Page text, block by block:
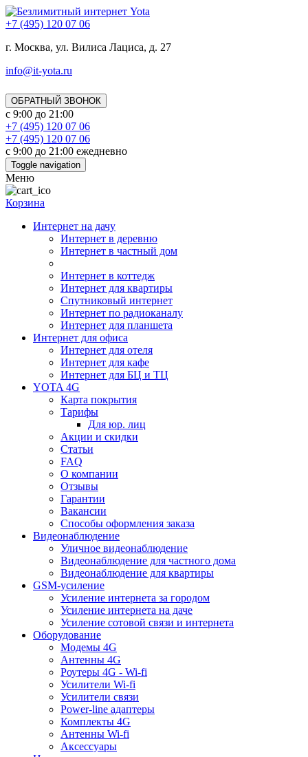
+7 (495) 120 07 06
г. Москва, ул. Вилиса Лациса, д. 27
info@it-yota.ru
ОБРАТНЫЙ ЗВОНОК
с 9:00 до 21:00
+7 (495) 120 07 06
+7 (495) 120 07 06
с 9:00 до 21:00 ежедневно
Toggle navigation
Меню
Корзина
Интернет на дачу
Интернет в деревню
Интернет в частный дом
Интернет в коттедж
Интернет для квартиры
Спутниковый интернет
Интернет по радиоканалу
Интернет для планшета
Интернет для офиса
Интернет для отеля
Интернет для кафе
Интернет для БЦ и ТЦ
YOTA 4G
Карта покрытия
Тарифы
Для юр. лиц
Акции и скидки
Статьи
FAQ
О компании
Отзывы
Гарантии
Вакансии
Способы оформления заказа
Видеонаблюдение
Уличное видеонаблюдение
Видеонаблюдение для частного дома
Видеонаблюдение для квартиры
GSM-усиление
Усиление интернета за городом
Усиление интернета на даче
Усиление сотовой связи и интернета
Оборудование
Модемы 4G
Антенны 4G
Роутеры 4G - Wi-fi
Усилители Wi-fi
Усилители связи
Power-line адаптеры
Комплекты 4G
Антенны Wi-fi
Аксессуары